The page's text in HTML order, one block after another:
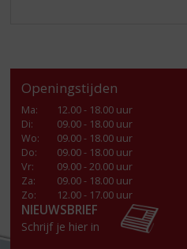
Openingstijden
Ma:
12.00 - 18.00 uur
Di:
09.00 - 18.00 uur
Wo:
09.00 - 18.00 uur
Do:
09.00 - 18.00 uur
Vr:
09.00 - 20.00 uur
Za:
09.00 - 18.00 uur
Zo:
12.00 - 17.00 uur
NIEUWSBRIEF
Schrijf je hier in